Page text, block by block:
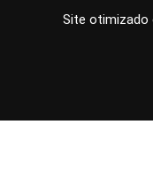
Site otimizado